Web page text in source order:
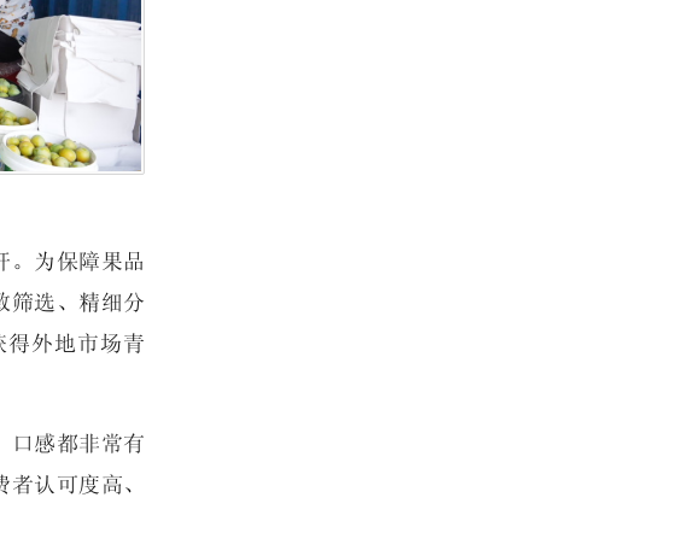
。为保障果品
筛选、精细分
得外地市场青
口感都非常有
认可度高、